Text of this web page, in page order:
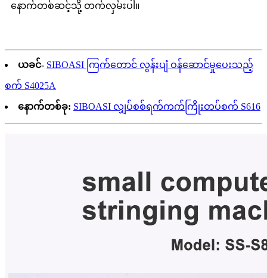
နောက်တစ်ဆင့်သို့ တက်လှမ်းပါ။
ယခင်- SIBOASI ကြက်တောင် လွန်းပျံ ဝန်ဆောင်မှုပေးသည့်
စက် S4025A
နောက်တစ်ခု: SIBOASI လျှပ်စစ်ရက်ကက်ကြိုးတပ်စက် S616